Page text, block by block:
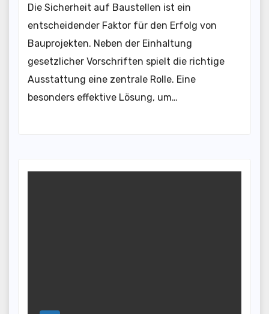
Die Sicherheit auf Baustellen ist ein
entscheidender Faktor für den Erfolg von
Bauprojekten. Neben der Einhaltung
gesetzlicher Vorschriften spielt die richtige
Ausstattung eine zentrale Rolle. Eine
besonders effektive Lösung, um…